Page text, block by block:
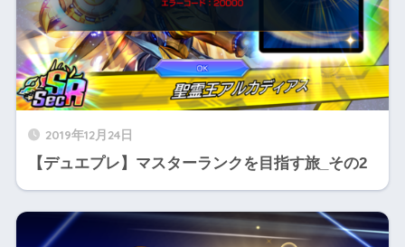
2019年12月24日
【デュエプレ】マスターランクを目指す旅_その2